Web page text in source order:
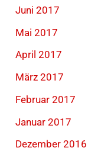
Juni 2017
Mai 2017
April 2017
März 2017
Februar 2017
Januar 2017
Dezember 2016